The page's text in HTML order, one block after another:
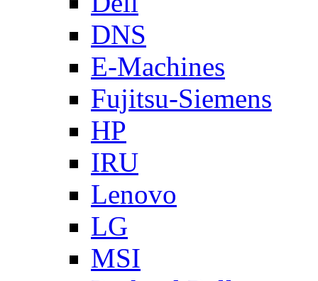
DNS
E-Machines
Fujitsu-Siemens
HP
IRU
Lenovo
LG
MSI